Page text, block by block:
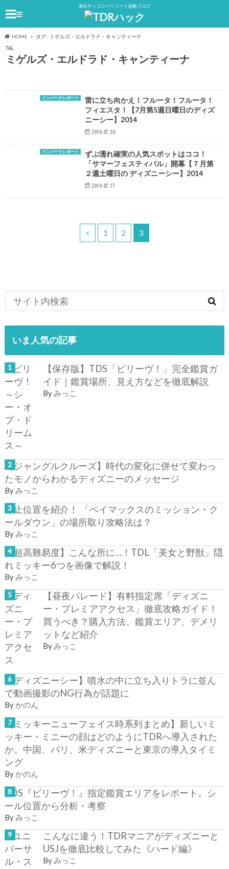
東京ディズニーリゾート攻略ブログ
≡
HOME タグ : ミゲルズ・エルドラド・キャンティーナ
TAG
ミゲルズ・エルドラド・キャンティーナ
インパークレポート
雷に立ち向かえ！フルータ！フルータ！
フィエスタ！【7月第5週日曜日のディズ
ニーシー】2014
2014.07.30
インパークレポート
ずぶ濡れ確実の人気スポットはココ！
「サマーフェスティバル」開幕【７月第
２週土曜日の ディズニーシー】2014
2014.07.17
< 1 2 3
いま人気の記事
【保存版】TDS「ビリーヴ！」完全鑑賞ガ
イド｜鑑賞場所、見え方などを徹底解説
Byみっこ
【ジャングルクルーズ】時代の変化に併せて変わっ
たモノからわかるディズニーのメッセージ
Byみっこ
停止位置を紹介！ 「ベイマックスのミッション・ク
ールダウン」の場所取り攻略法は？
By みっこ
【超高難易度】こんな所に…！TDL「美女と野獣」隠
れミッキー6つを画像で解説！
Byみっこ
【昼夜パレード】有料指定席「ディズニ
ー・プレミアアクセス」徹底攻略ガイド！
買うべき？購入方法、鑑賞エリア、デメリ
ットなど紹介
Byみっこ
【ディズニーシー】噴水の中に立ち入りトラに並ん
で動画撮影のNG行為が話題に
By かのん
【ミッキーニューフェイス時系列まとめ】新しいミ
ッキー・ミニーの顔はどのようにTDRへ導入された
か。中国、パリ、米ディズニーと東京の導入タイミ
ング
By かのん
TDS『ビリーヴ！』指定鑑賞エリアをレポート。シ
ール位置から分析・考察
By みっこ
こんなに違う！TDRマニアがディズニーと
USJを徹底比較してみた《ハード編》
Byみっこ